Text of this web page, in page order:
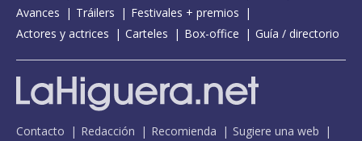
Avances
Tráilers
Festivales + premios
Actores y actrices
Carteles Box-office Guía / directorio
Contacto Redacción Recomienda Sugiere una web